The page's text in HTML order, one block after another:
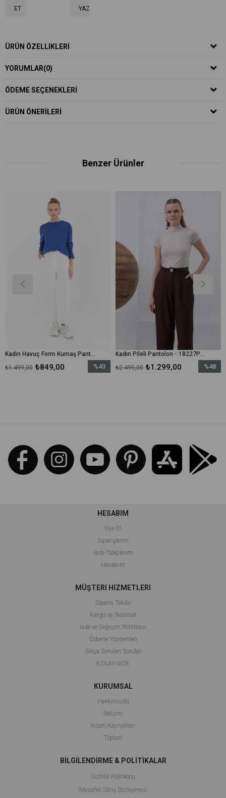
ET YAZ
ÜRÜN ÖZELLIKLERI
YORUMLAR(0)
ÖDEME SEÇENEKLERI
ÜRÜN ÖNERILERI
Benzer Ürünler
Kadın Havuç Form Kumaş Pantolon - 18118PNT - Ekru
₺849,00
%43
Kadın Pileli Pantolon - 18227PNT - Kahverengi
₺1.299,00
₺2.499,00
%48
₺2.499,00
HESABIM
Üye Ol
Siparişlerim
İade Taleplerim
Hesabım
MÜŞTERİ HİZMETLERİ
Sipariş Takibi
Kargo ve Teslimat
İade ve Değişim Politikası
Ödeme Yöntemleri
Sıkça Sorulan Sorular
KOLAY İADE
KURUMSAL
Hakkımızda
İletişim
İnsan Kaynakları
Toptan
BİLGİLENDİRME & POLİTİKALAR
Gizlilik Politikası
Mesafeli Satış Sözleşmesi